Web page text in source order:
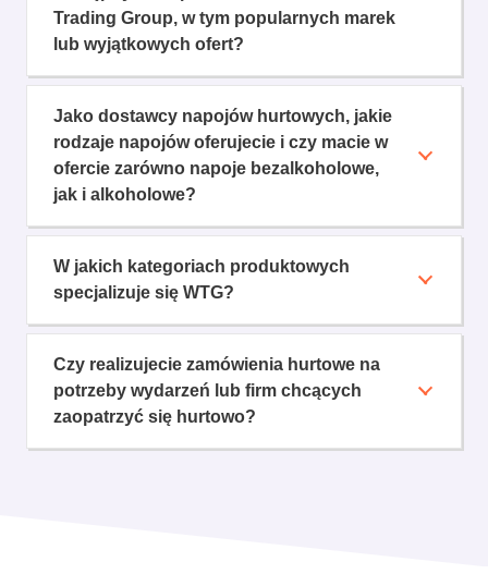
Trading Group, w tym popularnych marek
lub wyjątkowych ofert?
Jako dostawcy napojów hurtowych, jakie
rodzaje napojów oferujecie i czy macie w
ofercie zarówno napoje bezalkoholowe,
jak i alkoholowe?
W jakich kategoriach produktowych
specjalizuje się WTG?
Czy realizujecie zamówienia hurtowe na
potrzeby wydarzeń lub firm chcących
zaopatrzyć się hurtowo?